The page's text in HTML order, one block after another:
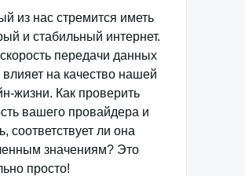
из нас стремится иметь
и стабильный интернет.
передачи данных
влияет на качество нашей
жизни. Как проверить
вашего провайдера и
соответствует ли она
значениям? Это
просто!